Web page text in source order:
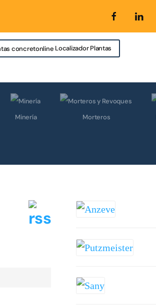
Localizador Plantas
Minería Morteros